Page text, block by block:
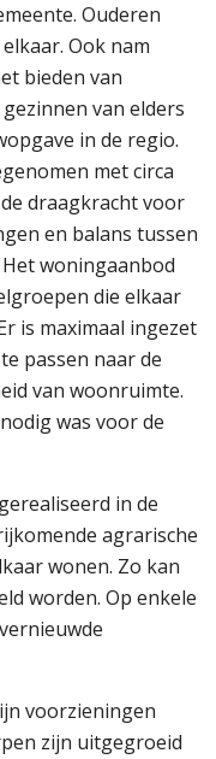
Ouderen
Ook nam
bieden van
van elders
in de regio.
met circa
draagkracht voor
en balans tussen
woningaanbod
die elkaar
is maximaal ingezet
passen naar de
van woonruimte.
was voor de
in de
agrarische
wonen. Zo kan
worden. Op enkele
voorzieningen
zijn uitgegroeid